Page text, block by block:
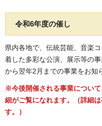
令和6年度の催し
県内各地で、伝統芸能、音楽
着した多彩な公演、展示等の
から翌年2月までの事業をお知
※今後開催される事業につい
細がご覧になれます。（詳細
す。）